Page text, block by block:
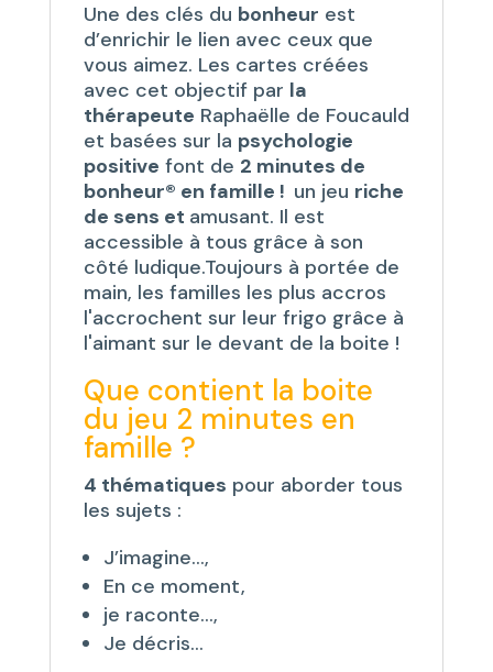
Une des clés du bonheur est
d’enrichir le lien avec ceux que
vous aimez. Les cartes créées
avec cet objectif par la
thérapeute Raphaëlle de Foucauld
et basées sur la psychologie
positive font de 2 minutes de
bonheur® en famille ! un jeu riche
de sens et amusant. Il est
accessible à tous grâce à son
côté ludique.Toujours à portée de
main, les familles les plus accros
l'accrochent sur leur frigo grâce à
l'aimant sur le devant de la boite !
Que contient la boite
du jeu 2 minutes en
famille ?
4 thématiques pour aborder tous
les sujets :
J’imagine…,
En ce moment,
je raconte…,
Je décris…